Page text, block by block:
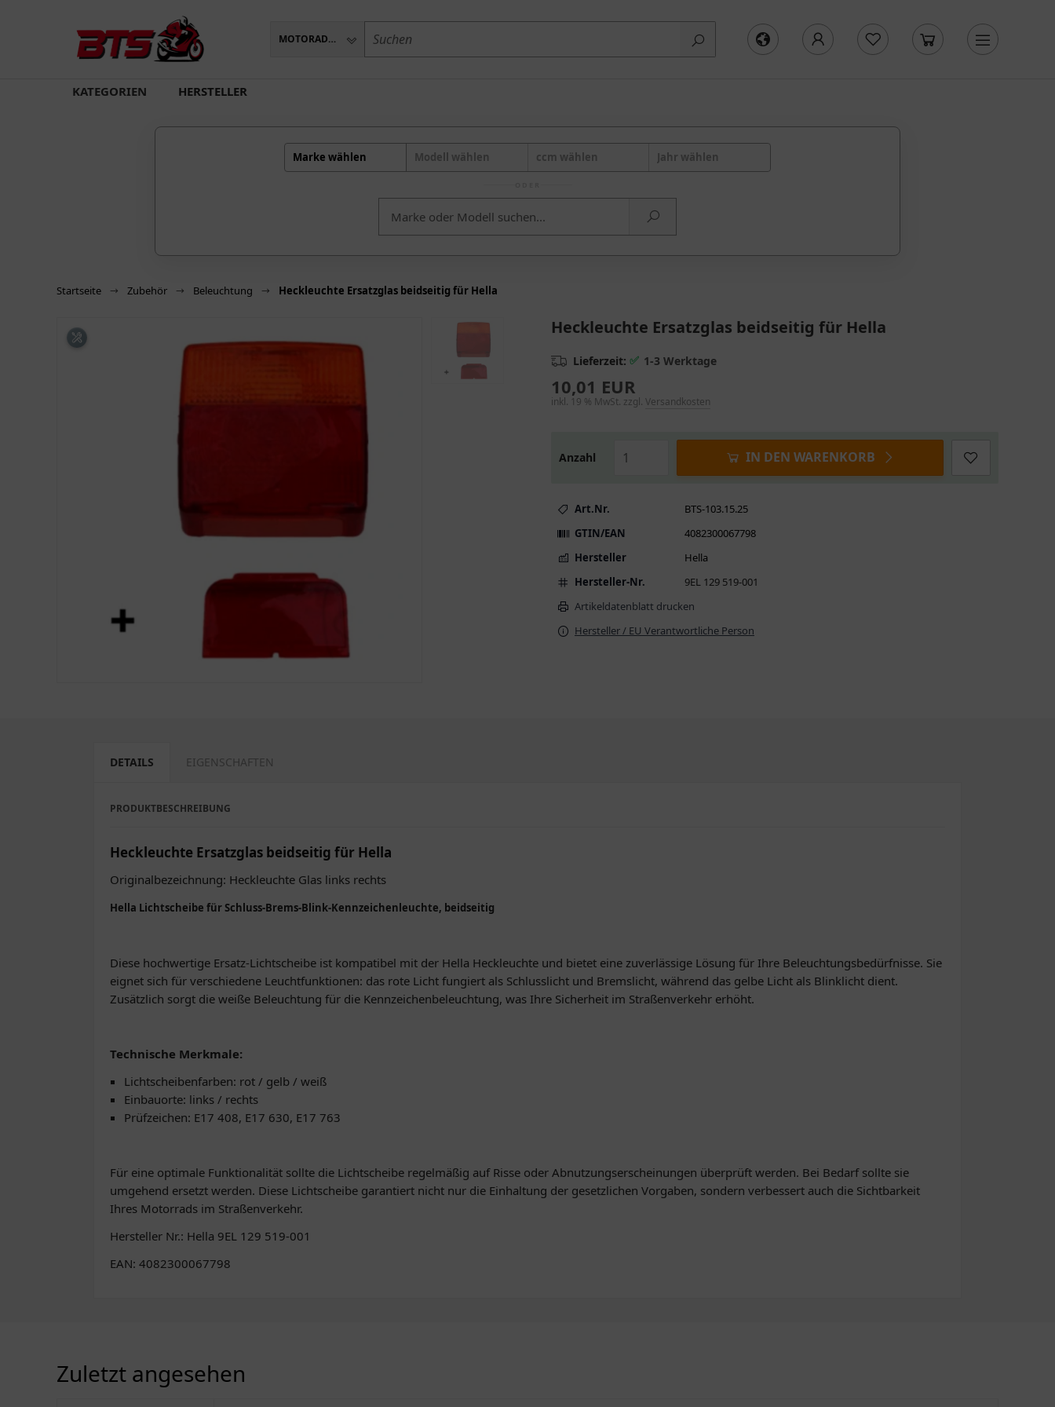
MOTORADTEILE
KATEGORIEN HERSTELLER
Marke wählen Modell wählen ccm wählen Jahr wählen
Startseite Zubehör Beleuchtung Heckleuchte Ersatzglas beidseitig für Hella
Heckleuchte Ersatzglas beidseitig für Hella
Lieferzeit: ✅ 1-3 Werktage
10,01 EUR
inkl. 19 % MwSt. zzgl. Versandkosten
Anzahl IN DEN WARENKORB
Art.Nr.
BTS-103.15.25
GTIN/EAN
4082300067798
Hersteller
Hella
Hersteller-Nr.
9EL 129 519-001
Artikeldatenblatt drucken
Hersteller / EU Verantwortliche Person
DETAILS EIGENSCHAFTEN
PRODUKTBESCHREIBUNG
Heckleuchte Ersatzglas beidseitig für Hella
Originalbezeichnung: Heckleuchte Glas links rechts
Hella Lichtscheibe für Schluss-Brems-Blink-Kennzeichenleuchte, beidseitig
Diese hochwertige Ersatz-Lichtscheibe ist kompatibel mit der Hella Heckleuchte und bietet eine zuverlässige Lösung für Ihre Beleuchtungsbedürfnisse. Sie
eignet sich für verschiedene Leuchtfunktionen: das rote Licht fungiert als Schlusslicht und Bremslicht, während das gelbe Licht als Blinklicht dient.
Zusätzlich sorgt die weiße Beleuchtung für die Kennzeichenbeleuchtung, was Ihre Sicherheit im Straßenverkehr erhöht.
Technische Merkmale:
Lichtscheibenfarben: rot / gelb / weiß
Einbauorte: links / rechts
Prüfzeichen: E17 408, E17 630, E17 763
Für eine optimale Funktionalität sollte die Lichtscheibe regelmäßig auf Risse oder Abnutzungserscheinungen überprüft werden. Bei Bedarf sollte sie
umgehend ersetzt werden. Diese Lichtscheibe garantiert nicht nur die Einhaltung der gesetzlichen Vorgaben, sondern verbessert auch die Sichtbarkeit
Ihres Motorrads im Straßenverkehr.
Hersteller Nr.: Hella 9EL 129 519-001
EAN: 4082300067798
Zuletzt angesehen